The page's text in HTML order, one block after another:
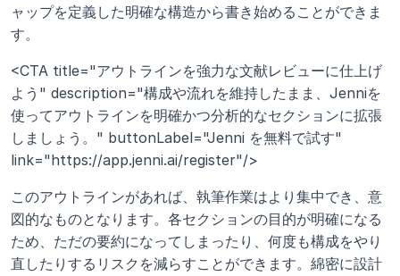
ャップを定義した明確な構造から書き始めることができま
す。
<CTA title="アウトラインを強力な文献レビューに仕上げ
よう" description="構成や流れを維持したまま、Jenniを
使ってアウトラインを明確かつ分析的なセクションに拡張
しましょう。" buttonLabel="Jenni を無料で試す"
link="https://app.jenni.ai/register"/>
このアウトラインがあれば、執筆作業はより集中でき、意
図的なものとなります。各セクションの目的が明確になる
ため、ただの要約になってしまったり、何度も構成をやり
直したりするリスクを減らすことができます。綿密に設計